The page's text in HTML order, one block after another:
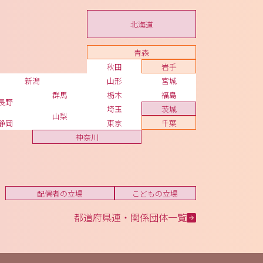
北海道
青森
岩手
宮城
秋田
山形
福島
茨城
栃木
群馬
埼玉
千葉
東京
神奈川
新潟
山梨
野
岡
こどもの立場
配偶者の立場
都道府県連・関係団体一覧